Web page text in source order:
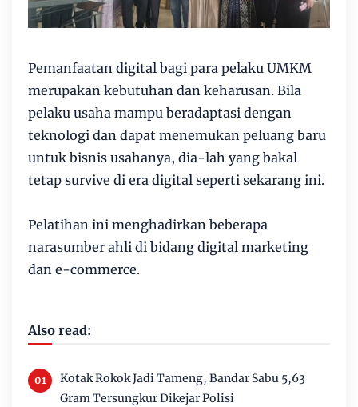
Pemanfaatan digital bagi para pelaku UMKM
merupakan kebutuhan dan keharusan. Bila
pelaku usaha mampu beradaptasi dengan
teknologi dan dapat menemukan peluang baru
untuk bisnis usahanya, dia-lah yang bakal
tetap survive di era digital seperti sekarang ini.
Pelatihan ini menghadirkan beberapa
narasumber ahli di bidang digital marketing
dan e-commerce.
Also read:
Kotak Rokok Jadi Tameng, Bandar Sabu 5,63
Gram Tersungkur Dikejar Polisi